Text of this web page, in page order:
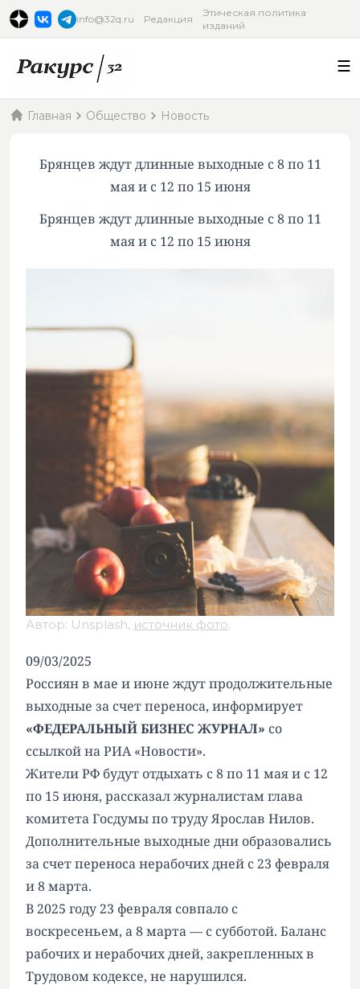
info@32q.ru Редакция
Этическая политика
изданий
Главная Общество Новость
Брянцев ждут длинные выходные с 8 по 11
мая и с 12 по 15 июня
Брянцев ждут длинные выходные с 8 по 11
мая и с 12 по 15 июня
Автор: Unsplash, источник фото.
09/03/2025
Россиян в мае и июне ждут продолжительные
выходные за счет переноса, информирует
«ФЕДЕРАЛЬНЫЙ БИЗНЕС ЖУРНАЛ» со
ссылкой на РИА «Новости».
Жители РФ будут отдыхать с 8 по 11 мая и с 12
по 15 июня, рассказал журналистам глава
комитета Госдумы по труду Ярослав Нилов.
Дополнительные выходные дни образовались
за счет переноса нерабочих дней с 23 февраля
и 8 марта.
В 2025 году 23 февраля совпало с
воскресеньем, а 8 марта — с субботой. Баланс
рабочих и нерабочих дней, закрепленных в
Трудовом кодексе, не нарушился.